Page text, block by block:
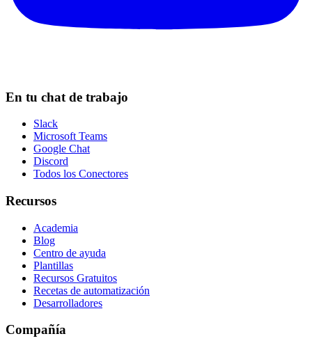
En tu chat de trabajo
Slack
Microsoft Teams
Google Chat
Discord
Todos los Conectores
Recursos
Academia
Blog
Centro de ayuda
Plantillas
Recursos Gratuitos
Recetas de automatización
Desarrolladores
Compañía